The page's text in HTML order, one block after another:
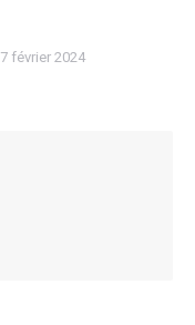
7 février 2024